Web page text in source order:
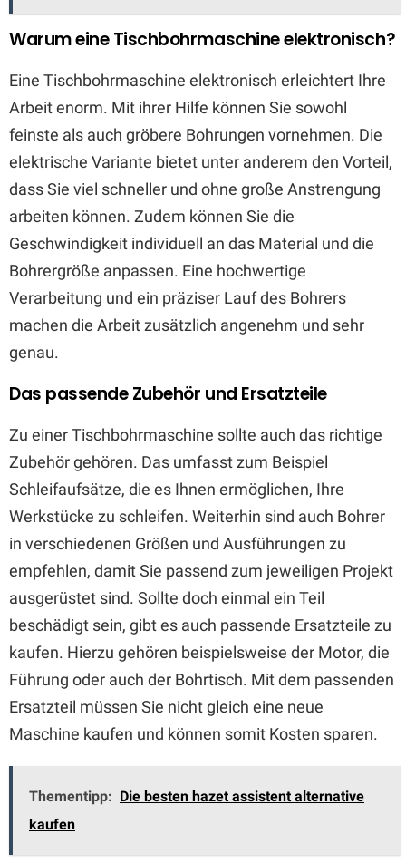
Warum eine Tischbohrmaschine elektronisch?
Eine Tischbohrmaschine elektronisch erleichtert Ihre
Arbeit enorm. Mit ihrer Hilfe können Sie sowohl
feinste als auch gröbere Bohrungen vornehmen. Die
elektrische Variante bietet unter anderem den Vorteil,
dass Sie viel schneller und ohne große Anstrengung
arbeiten können. Zudem können Sie die
Geschwindigkeit individuell an das Material und die
Bohrergröße anpassen. Eine hochwertige
Verarbeitung und ein präziser Lauf des Bohrers
machen die Arbeit zusätzlich angenehm und sehr
genau.
Das passende Zubehör und Ersatzteile
Zu einer Tischbohrmaschine sollte auch das richtige
Zubehör gehören. Das umfasst zum Beispiel
Schleifaufsätze, die es Ihnen ermöglichen, Ihre
Werkstücke zu schleifen. Weiterhin sind auch Bohrer
in verschiedenen Größen und Ausführungen zu
empfehlen, damit Sie passend zum jeweiligen Projekt
ausgerüstet sind. Sollte doch einmal ein Teil
beschädigt sein, gibt es auch passende Ersatzteile zu
kaufen. Hierzu gehören beispielsweise der Motor, die
Führung oder auch der Bohrtisch. Mit dem passenden
Ersatzteil müssen Sie nicht gleich eine neue
Maschine kaufen und können somit Kosten sparen.
Thementipp: Die besten hazet assistent alternative
kaufen